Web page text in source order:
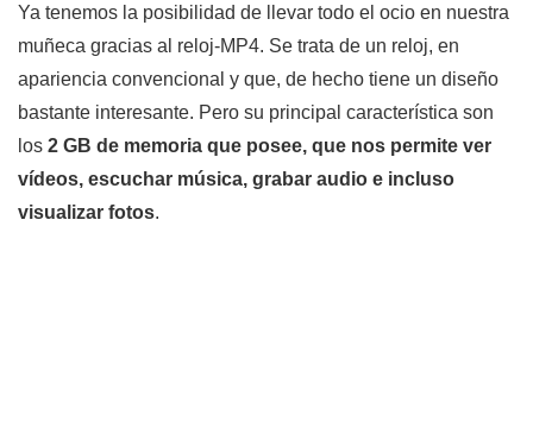
Ya tenemos la posibilidad de llevar todo el ocio en nuestra
muñeca gracias al reloj-MP4. Se trata de un reloj, en
apariencia convencional y que, de hecho tiene un diseño
bastante interesante. Pero su principal característica son
los 2 GB de memoria que posee, que nos permite ver
vídeos, escuchar música, grabar audio e incluso
visualizar fotos.